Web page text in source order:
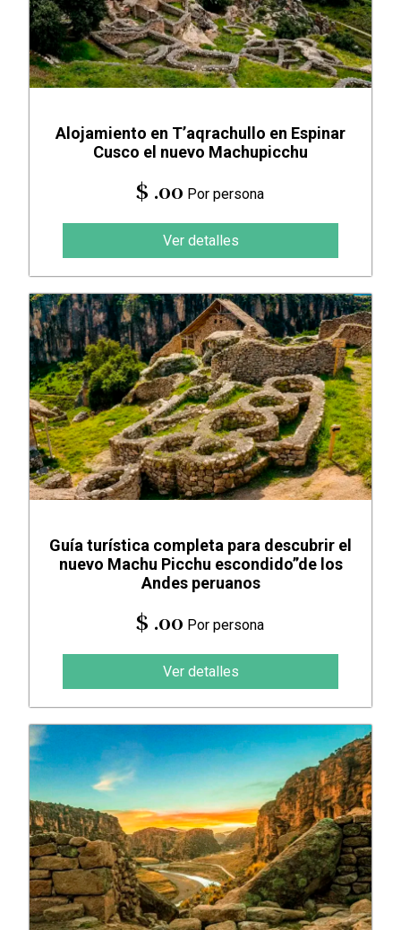
Alojamiento en T’aqrachullo en Espinar
Cusco el nuevo Machupicchu
$ .00 Por persona
Ver detalles
Guía turística completa para descubrir el
nuevo Machu Picchu escondido”de los
Andes peruanos
$ .00 Por persona
Ver detalles